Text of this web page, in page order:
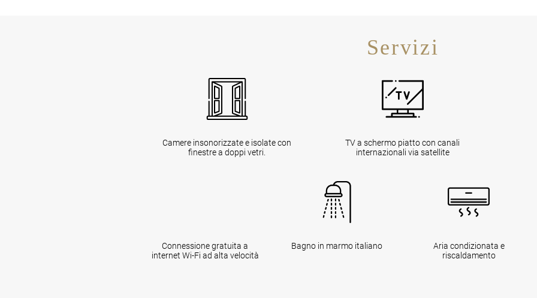
Servizi
Camere insonorizzate e isolate con
finestre a doppi vetri.
TV a schermo piatto con canali
internazionali via satellite
Connessione gratuita a
internet Wi-Fi ad alta velocità
Bagno in marmo italiano
Aria condizionata e
riscaldamento